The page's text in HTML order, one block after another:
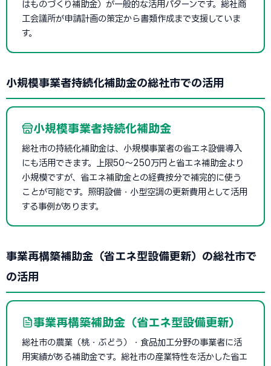
はものづくり補助金）が一般的な活用パターンです。総社商
工会議所が申請計画の策定から書類作成まで支援していま
す。
小規模事業者持続化補助金の総社市での活用
小規模事業者持続化補助金
総社市の持続化補助金は、小規模事業者の省エネ設備導入
にも活用できます。上限50〜250万円と省エネ補助金より
小規模ですが、省エネ補助金との経費按分で補完的に使う
ことが可能です。照明設備・小型空調の更新費用として活用
する事例があります。
事業再構築補助金（省エネ型設備更新）の総社市で
の活用
事業再構築補助金（省エネ型設備更新）
総社市の農業（桃・ぶどう）・食品加工分野の事業者に活
用実績がある補助金です。総社市の産業特性を活かした省エ